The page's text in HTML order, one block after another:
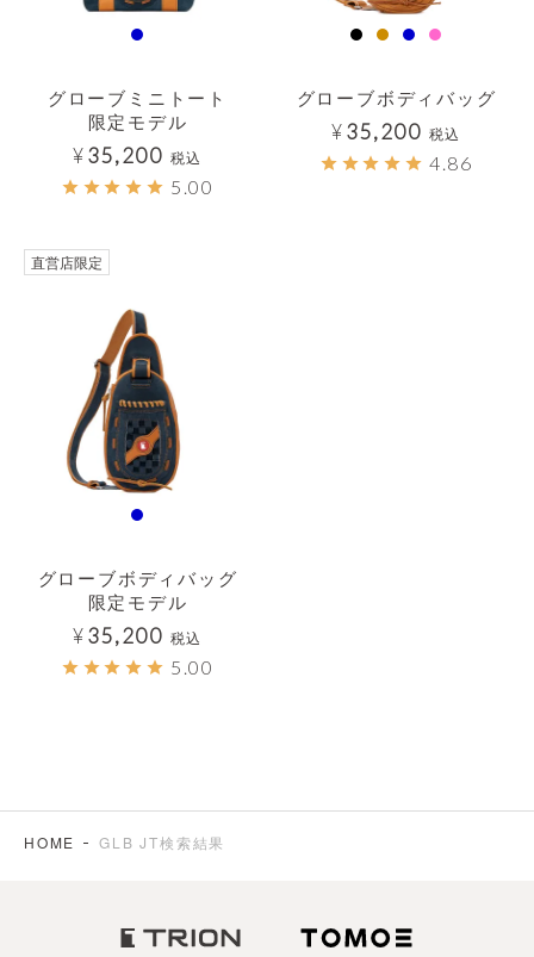
グローブミニトート
限定モデル
¥35,200 税込
5.00
グローブボディバッグ
¥35,200 税込
4.86
直営店限定
グローブボディバッグ
限定モデル
¥35,200 税込
5.00
HOME GLB JT検索結果